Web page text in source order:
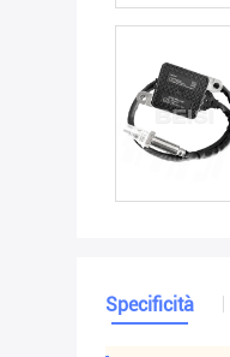
Specificità